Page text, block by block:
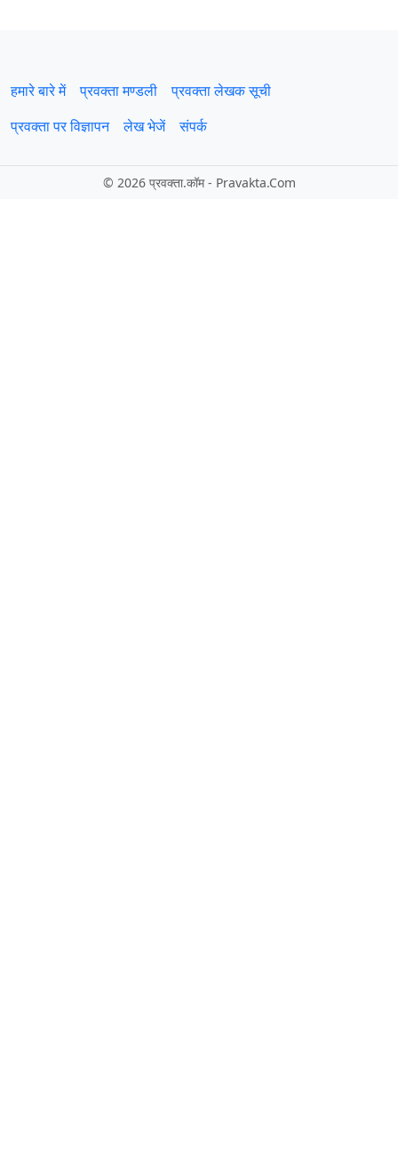
हमारे बारे में प्रवक्‍ता मण्डली
प्रवक्ता लेखक सूची
प्रवक्ता पर विज्ञापन
लेख भेजें संपर्क
© 2026 प्रवक्‍ता.कॉम - Pravakta.Com